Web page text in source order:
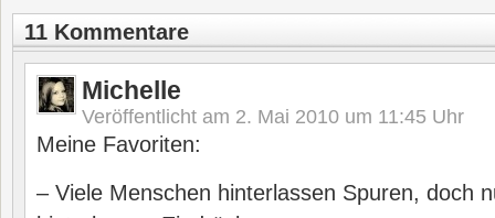
11 Kommentare
Michelle
Veröffentlicht am 2. Mai 2010 um 11:45 Uhr
Meine Favoriten:
– Viele Menschen hinterlassen Spuren, doch